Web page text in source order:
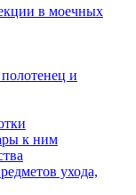
в моечных
и
к ним
ухода,